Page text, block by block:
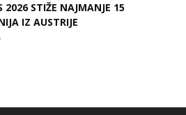
2026 STIŽE NAJMANJE 15
IZ AUSTRIJE